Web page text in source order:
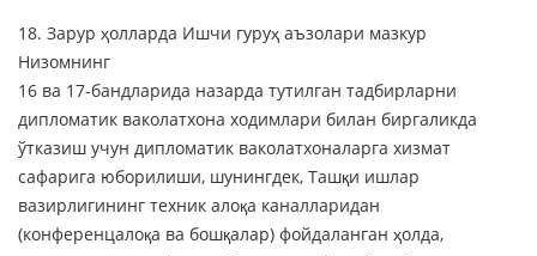
18. Зарур ҳолларда Ишчи гуруҳ аъзолари мазкур
Низомнинг
16 ва 17-бандларида назарда тутилган тадбирларни
дипломатик ваколатхона ходимлари билан биргаликда
ўтказиш учун дипломатик ваколатхоналарга хизмат
сафарига юборилиши, шунингдек, Ташқи ишлар
вазирлигининг техник алоқа каналларидан
(конференцалоқа ва бошқалар) фойдаланган ҳолда,